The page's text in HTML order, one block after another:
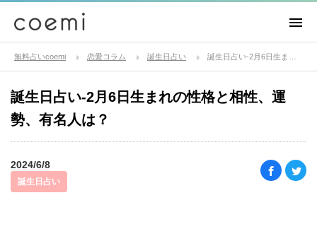
無料占いcoemi 恋愛コラム 誕生日占い
誕生日占い-2月6日生まれの性格と相性、運
勢、有名人は？
2024/6/8
誕生日占い